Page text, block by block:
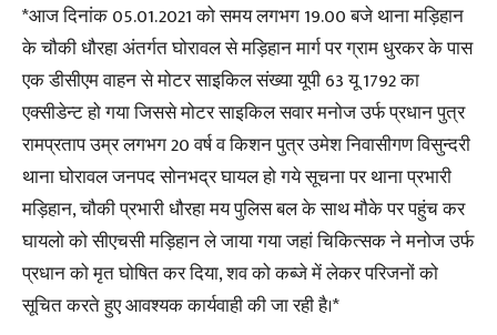
*आज दिनांक 05.01.2021 को समय लगभग 19.00 बजे थाना मड़िहान
के चौकी धौरहा अंतर्गत घोरावल से मड़िहान मार्ग पर ग्राम धुरकर के पास
एक डीसीएम वाहन से मोटर साइकिल संख्या यूपी 63 यू 1792 का
एक्सीडेन्ट हो गया जिससे मोटर साइकिल सवार मनोज उर्फ प्रधान पुत्र
रामप्रताप उम्र लगभग 20 वर्ष व किशन पुत्र उमेश निवासीगण विसुन्दरी
थाना घोरावल जनपद सोनभद्र घायल हो गये सूचना पर थाना प्रभारी
मड़िहान, चौकी प्रभारी धौरहा मय पुलिस बल के साथ मौके पर पहुंच कर
घायलो को सीएचसी मड़िहान ले जाया गया जहां चिकित्सक ने मनोज उर्फ
प्रधान को मृत घोषित कर दिया, शव को कब्जे में लेकर परिजनों को
सूचित करते हुए आवश्यक कार्यवाही की जा रही है।*